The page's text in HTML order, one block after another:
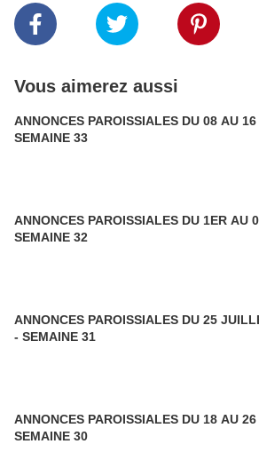
Vous aimerez aussi
ANNONCES PAROISSIALES DU 08 AU
SEMAINE 33
ANNONCES PAROISSIALES DU 1ER AU
SEMAINE 32
ANNONCES PAROISSIALES DU 25
- SEMAINE 31
ANNONCES PAROISSIALES DU 18 AU
SEMAINE 30